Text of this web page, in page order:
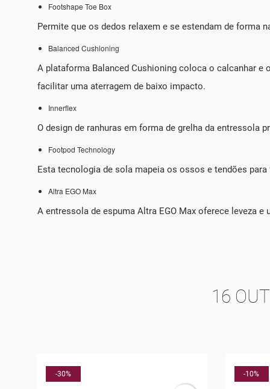
Footshape Toe Box
Permite que os dedos relaxem e se estendam de forma
Balanced Cushioning
A plataforma Balanced Cushioning coloca o calcanhar
facilitar uma aterragem de baixo impacto.
Innerflex
O design de ranhuras em forma de grelha da entressola
Footpod Technology
Esta tecnologia de sola mapeia os ossos e tendões
Altra EGO Max
A entressola de espuma Altra EGO Max oferece leveza
16
-10% -40%